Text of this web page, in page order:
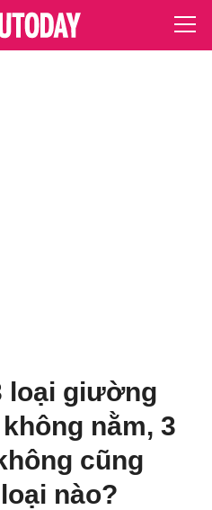
loại giường
nằm, 3
cũng
nào?